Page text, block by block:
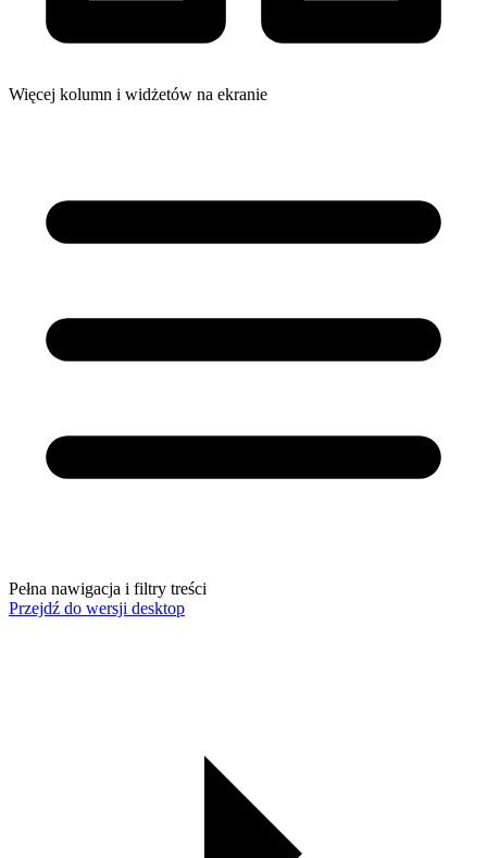
Więcej kolumn i widżetów na ekranie
Pełna nawigacja i filtry treści
Przejdź do wersji desktop